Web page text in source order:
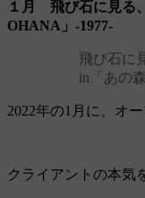
１月 飛び石に見る
OHANA」‐1977‐
飛び石に
in「あの
2022年の1月に、オ
クライアントの本気